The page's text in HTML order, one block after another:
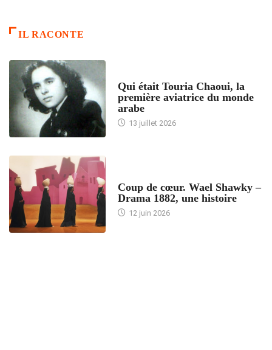
IL RACONTE
Qui était Touria Chaoui, la
première aviatrice du monde
arabe
13 juillet 2026
Coup de cœur. Wael Shawky –
Drama 1882, une histoire
12 juin 2026